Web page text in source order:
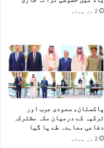
2 دن پہلے
پاکستان، سعودی عرب اور
ترکیہ کے درمیان مکہ مشترکہ
دفاعی معاہدہ طے پا گیا
2 دن پہلے